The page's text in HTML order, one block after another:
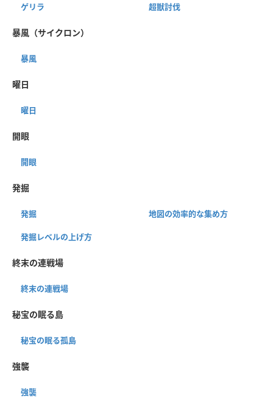
ゲリラ 超獣討伐
暴風（サイクロン）
暴風
曜日
曜日
開眼
開眼
発掘
発掘 地図の効率的な集め方
発掘レベルの上げ方
終末の連戦場
終末の連戦場
秘宝の眠る島
秘宝の眠る孤島
強襲
強襲